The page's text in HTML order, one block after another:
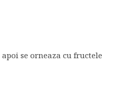
se orneaza cu fructele